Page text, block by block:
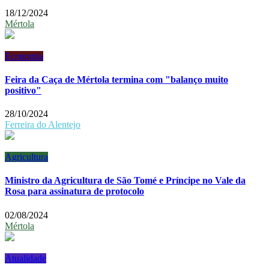
18/12/2024
Mértola
Economia
Feira da Caça de Mértola termina com "balanço muito
positivo"
28/10/2024
Ferreira do Alentejo
Agricultura
Ministro da Agricultura de São Tomé e Príncipe no Vale da
Rosa para assinatura de protocolo
02/08/2024
Mértola
Atualidade